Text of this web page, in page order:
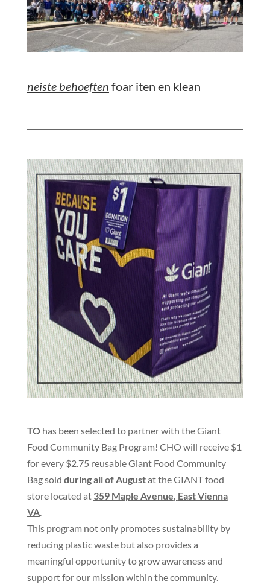
neiste behoeften foar iten en klean
TO has been selected to partner with the Giant
Food Community Bag Program! CHO will receive $1
for every $2.75 reusable Giant Food Community
Bag sold during all of Augustat the GIANT food
store located at 359 Maple Avenue, East Vienna
VA.
This program not only promotes sustainability by
reducing plastic waste but also provides a
meaningful opportunity to grow awareness and
support for our mission within the community.